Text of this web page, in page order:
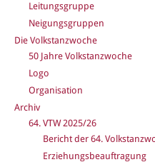
Leitungsgruppe
Neigungsgruppen
Die Volkstanzwoche
50 Jahre Volkstanzwoche
Logo
Organisation
Archiv
64. VTW 2025/26
Bericht der 64.
Erziehungsbeauftragung